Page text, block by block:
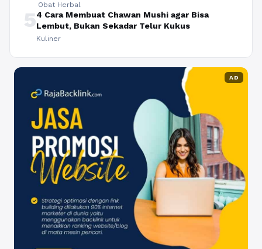
Obat Herbal
54 Cara Membuat Chawan Mushi agar Bisa
Lembut, Bukan Sekadar Telur Kukus
Kuliner
AD